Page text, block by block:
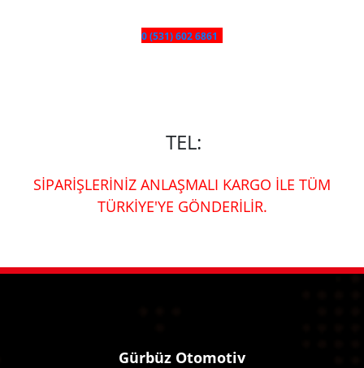
0 (531) 602 6861
TEL:
SİPARİŞLERİNİZ ANLAŞMALI KARGO İLE TÜM
TÜRKİYE'YE GÖNDERİLİR.
Gürbüz Otomotiv